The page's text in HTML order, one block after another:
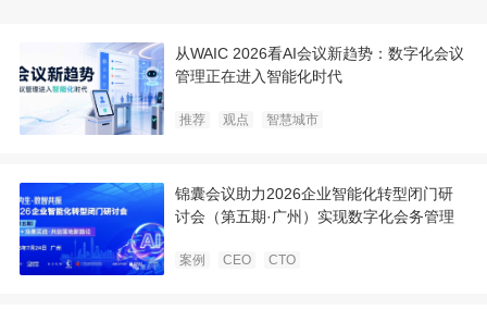
从WAIC 2026看AI会议新趋势：数字化会议
管理正在进入智能化时代
推荐 观点 智慧城市
锦囊会议助力2026企业智能化转型闭门研
讨会（第五期·广州）实现数字化会务管理
案例 CEO CTO